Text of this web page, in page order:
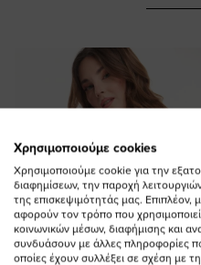
Χρησιμοποιούμε cookies
Χρησιμοποιούμε cookie για την
διαφημίσεων, την παροχή
της επισκεψιμότητάς μας. Επιπλέον,
αφορούν τον τρόπο που
κοινωνικών μέσων, διαφήμισης και
συνδυάσουν με άλλες πληροφορίες
οποίες έχουν συλλέξει σε σχέση με